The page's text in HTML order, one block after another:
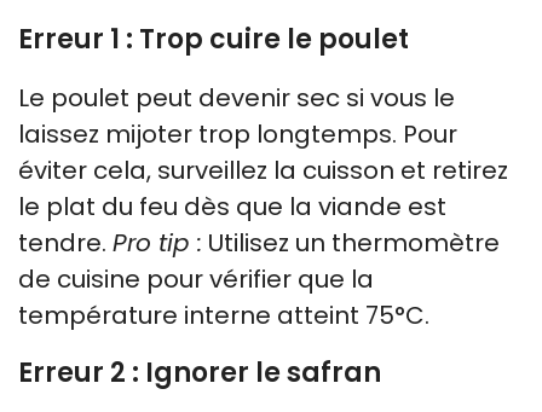
Erreur 1 : Trop cuire le poulet
Le poulet peut devenir sec si vous le
laissez mijoter trop longtemps. Pour
éviter cela, surveillez la cuisson et retirez
le plat du feu dès que la viande est
tendre. Pro tip : Utilisez un thermomètre
de cuisine pour vérifier que la
température interne atteint 75°C.
Erreur 2 : Ignorer le safran